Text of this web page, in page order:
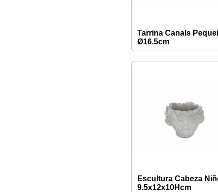
Tarrina Canals
Ø16.5cm
Escultura Cabeza
9.5x12x10Hcm